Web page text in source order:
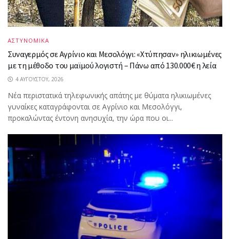
ΑΣΤΥΝΟΜΙΚΑ
Συναγερμός σε Αγρίνιο και Μεσολόγγι: «Χτύπησαν» ηλικιωμένες
με τη μέθοδο του μαϊμού λογιστή – Πάνω από 130.000€ η λεία
4 ΑΥΓΟΎΣΤΟΥ, 2026
Νέα περιστατικά τηλεφωνικής απάτης με θύματα ηλικιωμένες
γυναίκες καταγράφονται σε Αγρίνιο και Μεσολόγγι,
προκαλώντας έντονη ανησυχία, την ώρα που οι...